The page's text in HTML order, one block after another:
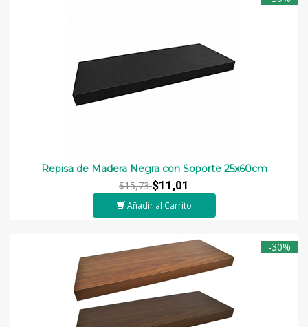
Repisa de Madera Negra con Soporte 25x60cm
$15,73$11,01
Añadir al Carrito
-30%